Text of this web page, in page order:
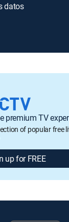
datos
premium TV
of popular free
up for FREE